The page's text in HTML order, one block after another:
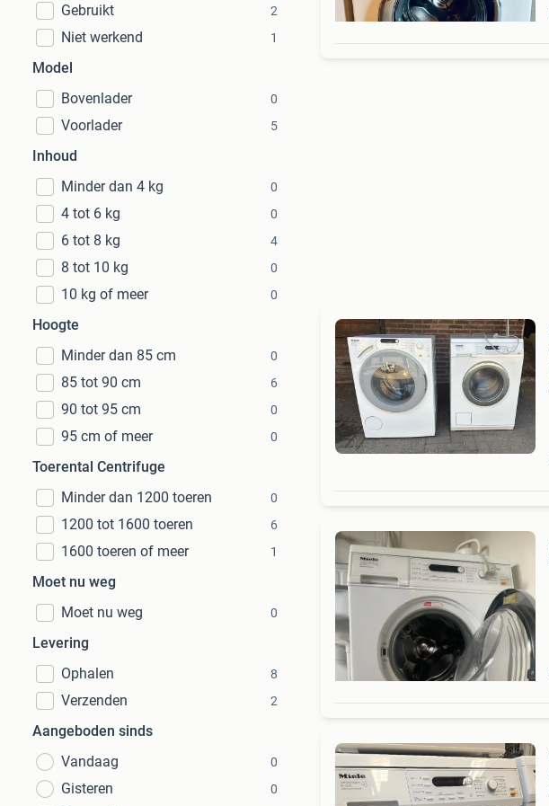
Gebruikt 2
Niet werkend 1
Model
Bovenlader
0
Voorlader 5
Inhoud
Minder dan 4 kg
0
4 tot 6 kg 0
6 tot 8 kg 4
8 tot 10 kg 0
10 kg of meer 0
Hoogte
Minder dan 85 cm
0
85 tot 90 cm 6
90 tot 95 cm 0
95 cm of meer 0
Toerental Centrifuge
Minder dan 1200 toeren
0
1200 tot 1600 toeren 6
1600 toeren of meer 1
Moet nu weg
Moet nu weg
0
Levering
Ophalen
8
Verzenden 2
Aangeboden sinds
Vandaag
0
Gisteren 0